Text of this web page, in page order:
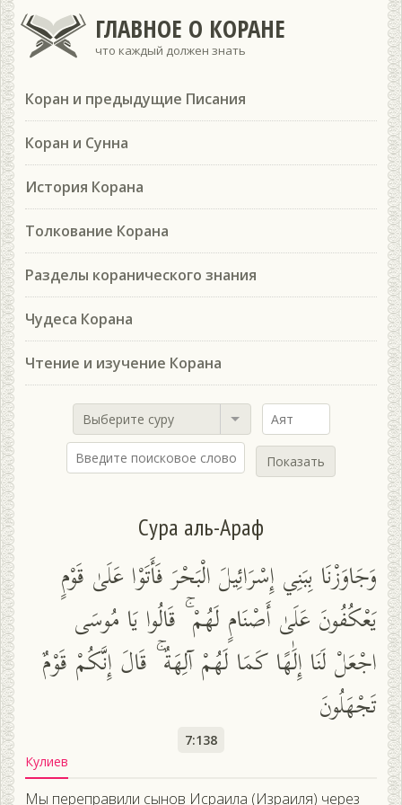
ГЛАВНОЕ О КОРАНЕ
что каждый должен знать
Коран и предыдущие Писания
Коран и Сунна
История Корана
Толкование Корана
Разделы коранического знания
Чудеса Корана
Чтение и изучение Корана
Выберите суру
Показать
Сура аль-Араф
وَجَاوَزْنَا بِبَنِي إِسْرَائِيلَ الْبَحْرَ فَأَتَوْا عَلَىٰ قَوْمٍ
يَعْكُفُونَ عَلَىٰ أَصْنَامٍ لَهُمْ ۚ قَالُوا يَا مُوسَى
اجْعَلْ لَنَا إِلَٰهًا كَمَا لَهُمْ آلِهَةٌ ۚ قَالَ إِنَّكُمْ قَوْمٌ
تَجْهَلُونَ
7:138
Кулиев
Мы переправили сынов Исраила (Израиля) через